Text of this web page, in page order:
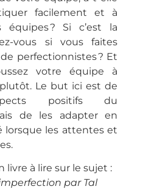
facilement et à
? Si c’est la
vous si vous faites
perfectionnistes ? Et
votre équipe à
Le but ici est de
positifs du
de les adapter en
lorsque les attentes et
livre à lire sur le sujet :
par Tal